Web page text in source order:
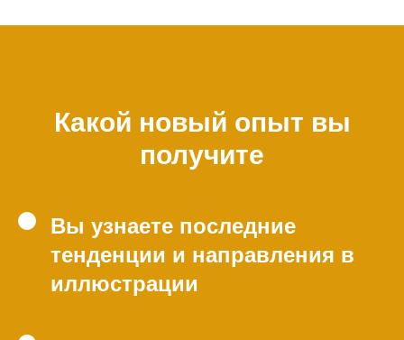
Какой новый опыт вы
получите
Вы узнаете последние
тенденции и направления в
иллюстрации